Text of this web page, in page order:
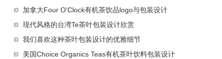
加拿大Four O'Clock有机茶饮品logo与包装设计
现代风格的台湾Te茶叶包装设计欣赏
我们喜欢这种茶叶包装设计的优雅细节
美国Choice Organics Teas有机茶叶饮料包装设计